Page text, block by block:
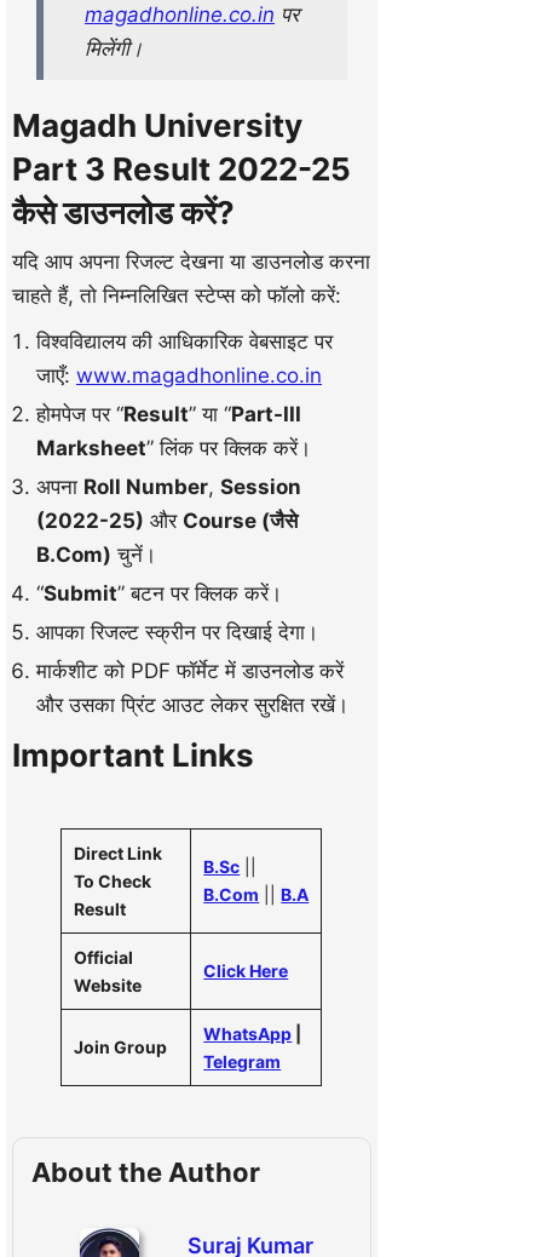
magadhonline.co.in पर
मिलेंगी।
Magadh University
Part 3 Result 2022-25
कैसे डाउनलोड करें?
यदि आप अपना रिजल्ट देखना या डाउनलोड करना
चाहते हैं, तो निम्नलिखित स्टेप्स को फॉलो करें:
विश्वविद्यालय की आधिकारिक वेबसाइट पर
जाएँ: www.magadhonline.co.in
होमपेज पर “Result” या “Part-III
Marksheet” लिंक पर क्लिक करें।
अपना Roll Number, Session
(2022-25) और Course (जैसे
B.Com) चुनें।
“Submit” बटन पर क्लिक करें।
आपका रिजल्ट स्क्रीन पर दिखाई देगा।
मार्कशीट को PDF फॉर्मेट में डाउनलोड करें
और उसका प्रिंट आउट लेकर सुरक्षित रखें।
Important Links
Direct Link
To Check
Result
B.Sc
B.Com ||B.A
Official
Website
Click Here
Join Group
WhatsApp
Telegram
About the Author
Suraj Kumar